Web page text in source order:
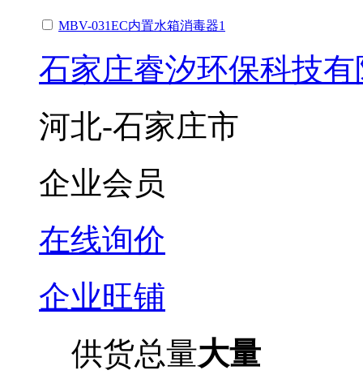
MBV-031EC内置水箱消毒器1
石家庄睿汐环保科技
河北-石家庄市
企业会员
在线询价
企业旺铺
供货总量大量